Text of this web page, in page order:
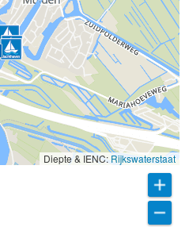
Diepte & IENC: Rijkswaterstaat